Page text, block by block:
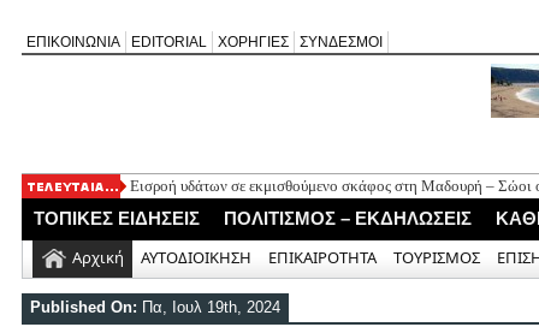
ΕΠΙΚΟΙΝΩΝΙΑ EDITORIAL ΧΟΡΗΓΙΕΣ ΣΥΝΔΕΣΜΟΙ
Εισροή υδάτων σε εκμισθούμενο σκάφος στη Μαδουρή – Σώοι
ΣΧΟΛΙΟ ΣΤΟ ΔΗΜΟΣΙΕΥΜΑ: «Η Φαρμακολύτρια» του
Καλλιγωνίου (της Χριστίνας Μιχαλά)
Άγιος Νικήτας: Απορρίφθηκε αίτημα για φιλανθρωπική δράση
Νέο Τουριστικό Χωροταξικό: Τι αλλάζει σε Λευκάδα και
και τουριστική ανάπτυξη
ΤΟΠΙΚΕΣ ΕΙΔΗΣΕΙΣ ΠΟΛΙΤΙΣΜΟΣ – ΕΚΔΗΛΩΣΕΙΣ
Αρχική ΑΥΤΟΔΙΟΙΚΗΣΗ ΕΠΙΚΑΙΡΟΤΗΤΑ ΤΟΥΡΙΣΜΟΣ
Published On: Πα, Ιουλ 19th, 2024